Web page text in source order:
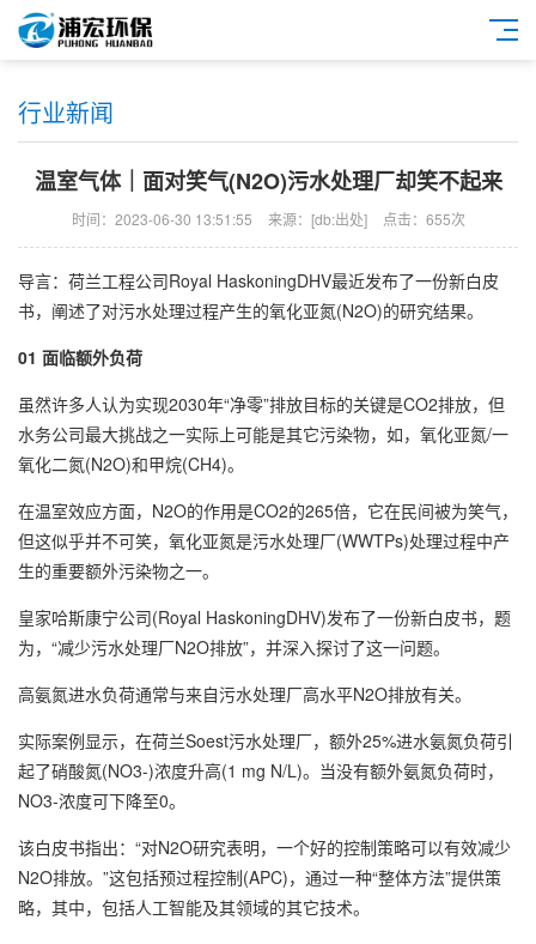
行业新闻
温室气体｜面对笑气(N2O)污水处理厂却笑不起来
时间：2023-06-30 13:51:55 来源：[db:出处] 点击：655次
导言：荷兰工程公司Royal HaskoningDHV最近发布了一份新白皮
书，阐述了对污水处理过程产生的氧化亚氮(N2O)的研究结果。
01 面临额外负荷
虽然许多人认为实现2030年“净零”排放目标的关键是CO2排放，但
水务公司最大挑战之一实际上可能是其它污染物，如，氧化亚氮/一
氧化二氮(N2O)和甲烷(CH4)。
在温室效应方面，N2O的作用是CO2的265倍，它在民间被为笑气，
但这似乎并不可笑，氧化亚氮是污水处理厂(WWTPs)处理过程中产
生的重要额外污染物之一。
皇家哈斯康宁公司(Royal HaskoningDHV)发布了一份新白皮书，题
为，“减少污水处理厂N2O排放”，并深入探讨了这一问题。
高氨氮进水负荷通常与来自污水处理厂高水平N2O排放有关。
实际案例显示，在荷兰Soest污水处理厂，额外25%进水氨氮负荷引
起了硝酸氮(NO3-)浓度升高(1 mg N/L)。当没有额外氨氮负荷时，
NO3-浓度可下降至0。
该白皮书指出：“对N2O研究表明，一个好的控制策略可以有效减少
N2O排放。”这包括预过程控制(APC)，通过一种“整体方法”提供策
略，其中，包括人工智能及其领域的其它技术。